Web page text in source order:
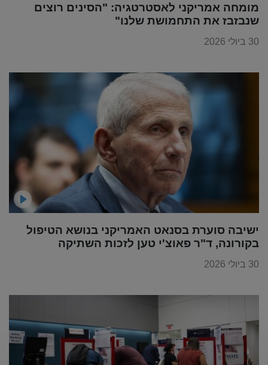
מומחה אמריקני לאסטרטגיה: "הסינים רוצים
שנבזבז את התחמושת שלנו"
30 ביולי 2026
ישיבה סוערת בסנאט האמריקני בנושא הטיפול
בקורונה, ד"ר פאוצ'י טען לזכות השתיקה
30 ביולי 2026